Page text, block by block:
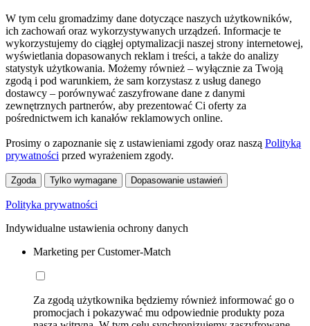
W tym celu gromadzimy dane dotyczące naszych użytkowników,
ich zachowań oraz wykorzystywanych urządzeń. Informacje te
wykorzystujemy do ciągłej optymalizacji naszej strony internetowej,
wyświetlania dopasowanych reklam i treści, a także do analizy
statystyk użytkowania. Możemy również – wyłącznie za Twoją
zgodą i pod warunkiem, że sam korzystasz z usług danego
dostawcy – porównywać zaszyfrowane dane z danymi
zewnętrznych partnerów, aby prezentować Ci oferty za
pośrednictwem ich kanałów reklamowych online.
Prosimy o zapoznanie się z ustawieniami zgody oraz naszą Polityką
prywatności przed wyrażeniem zgody.
Zgoda Tylko wymagane Dopasowanie ustawień
Polityka prywatności
Indywidualne ustawienia ochrony danych
Marketing per Customer-Match
Za zgodą użytkownika będziemy również informować go o
promocjach i pokazywać mu odpowiednie produkty poza